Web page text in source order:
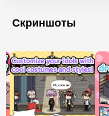
Скриншоты